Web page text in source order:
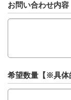
お問い合わせ内容
希望数量【※具体